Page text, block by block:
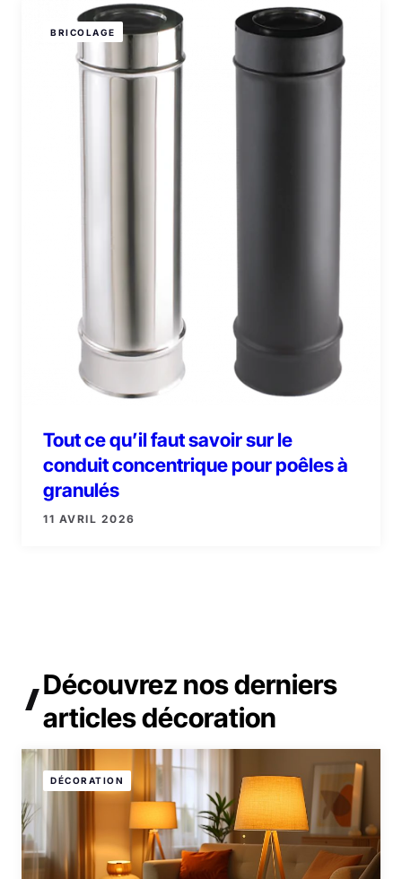
BRICOLAGE
Tout ce qu’il faut savoir sur le
conduit concentrique pour poêles à
granulés
11 AVRIL 2026
Découvrez nos derniers
articlesdécoration
DÉCORATION